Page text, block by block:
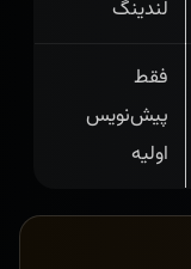
لندینگ
فقط
پیش‌نویس
اولیه